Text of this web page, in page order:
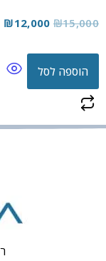
₪15,000
₪12,000
הוספה לסל